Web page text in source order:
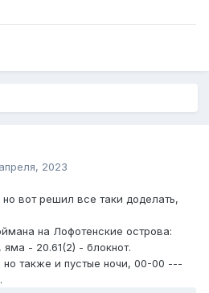
2023
вот решил все таки доделать,
на Лофотенские острова:
- 20.61(2) - блокнот.
но также и пустые ночи, 00-00 ---